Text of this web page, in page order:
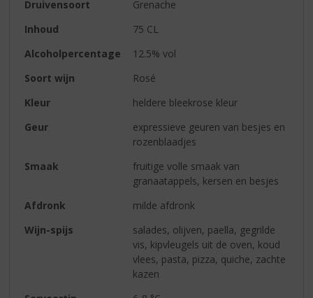
Druivensoort
Grenache
Inhoud
75 CL
Alcoholpercentage
12.5% vol
Soort wijn
Rosé
Kleur
heldere bleekrose kleur
Geur
expressieve geuren van besjes en
rozenblaadjes
Smaak
fruitige volle smaak van
granaatappels, kersen en besjes
Afdronk
milde afdronk
Wijn-spijs
salades, olijven, paella, gegrilde
vis, kipvleugels uit de oven, koud
vlees, pasta, pizza, quiche, zachte
kazen